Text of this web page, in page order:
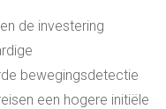
de investering
bewegingsdetectie
een hogere initiële